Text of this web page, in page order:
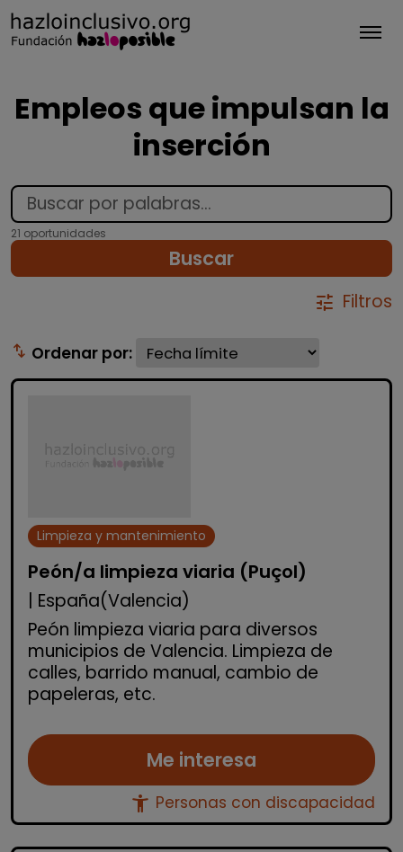
Empleos que impulsan la
inserción
21 oportunidades
Buscar
tune Filtros
swap_vert Ordenar por:
Limpieza y mantenimiento
Peón/a limpieza viaria (Puçol)
| España(Valencia)
Peón limpieza viaria para diversos
municipios de Valencia. Limpieza de
calles, barrido manual, cambio de
papeleras, etc.
Me interesa
accessibility_new Personas con discapacidad